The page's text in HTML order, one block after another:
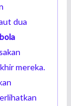
dua
mereka.